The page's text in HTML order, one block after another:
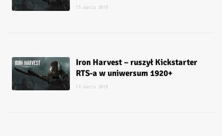
15 marca 2018
Iron Harvest – ruszył Kickstarter
RTS-a w uniwersum 1920+
13 marca 2018